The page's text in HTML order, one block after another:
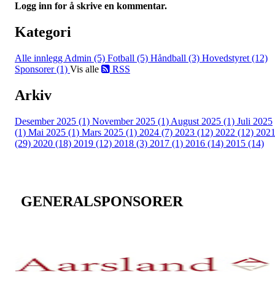
Logg inn for å skrive en kommentar.
Kategori
Alle innlegg Admin (5) Fotball (5) Håndball (3) Hovedstyret (12)
Sponsorer (1) Vis alle RSS
Arkiv
Desember 2025 (1) November 2025 (1) August 2025 (1) Juli 2025
(1) Mai 2025 (1) Mars 2025 (1) 2024 (7) 2023 (12) 2022 (12) 2021
(29) 2020 (18) 2019 (12) 2018 (3) 2017 (1) 2016 (14) 2015 (14)
GENERALSPONSORER